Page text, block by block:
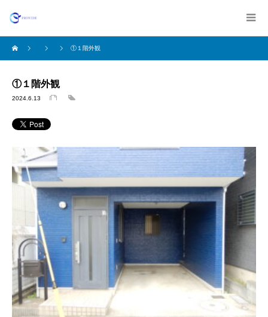
①１階外観
①１階外観
2024.6.13